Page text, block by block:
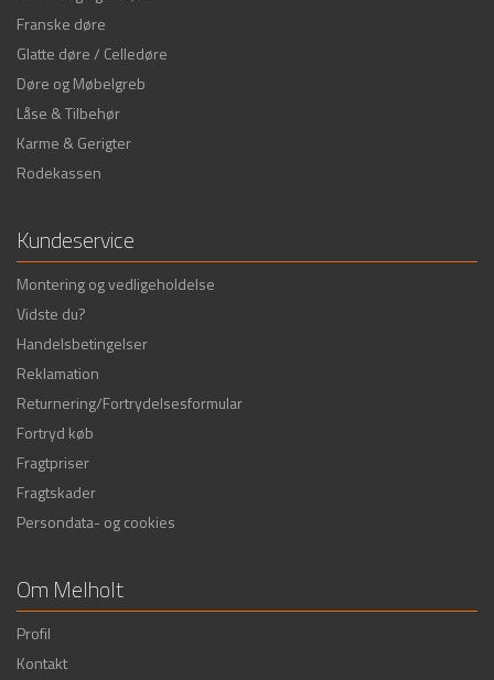
Franske døre
Glatte døre / Celledøre
Døre og Møbelgreb
Låse & Tilbehør
Karme & Gerigter
Rodekassen
Kundeservice
Montering og vedligeholdelse
Vidste du?
Handelsbetingelser
Reklamation
Returnering/Fortrydelsesformular
Fortryd køb
Fragtpriser
Fragtskader
Persondata- og cookies
Om Melholt
Profil
Kontakt